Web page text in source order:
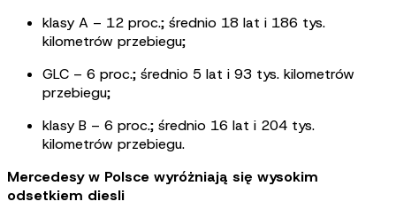
klasy A – 12 proc.; średnio 18 lat i 186 tys.
kilometrów przebiegu;
GLC – 6 proc.; średnio 5 lat i 93 tys. kilometrów
przebiegu;
klasy B – 6 proc.; średnio 16 lat i 204 tys.
kilometrów przebiegu.
Mercedesy w Polsce wyróżniają się wysokim
odsetkiem diesli